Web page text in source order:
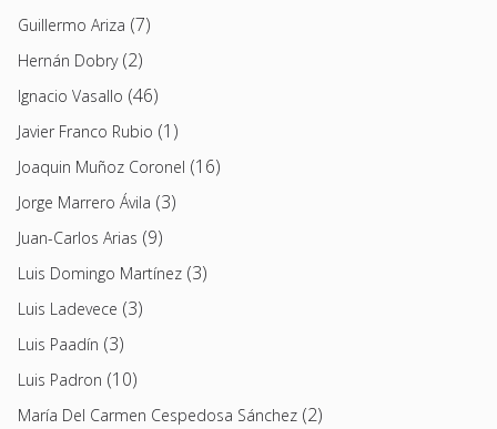
Guillermo Ariza (7)
Hernán Dobry(2)
Ignacio Vasallo (46)
Javier Franco Rubio (1)
Joaquin Muñoz Coronel (16)
Jorge Marrero Ávila (3)
Juan-Carlos Arias (9)
Luis Domingo Martínez (3)
Luis Ladevece (3)
Luis Paadín (3)
Luis Padron (10)
María Del Carmen Cespedosa Sánchez (2)